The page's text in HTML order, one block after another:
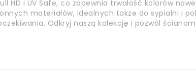
i UV Safe, co zapewnia trwałość kolorów
materiałów, idealnych także do sypialni i
Odkryj naszą kolekcję i pozwól